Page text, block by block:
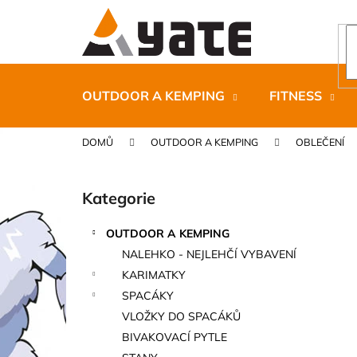
OUTDOOR A KEMPING FITNESS
DOMŮ OUTDOOR A KEMPING OBLEČENÍ
r
a
n
Přeskočit
kategorie
Kategorie
OUTDOOR A KEMPING
NALEHKO - NEJLEHČÍ VYBAVENÍ
KARIMATKY
SPACÁKY
VLOŽKY DO SPACÁKŮ
BIVAKOVACÍ PYTLE
í
do
do
CARNOSPORT GEL 100 ML
899 Kč